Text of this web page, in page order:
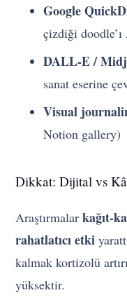
Google
çizdiği
DALL-E /
sanat eserine
Visual
Notion gallery)
Dikkat: Dijital vs
Araştırmalarkağıt-
rahatlatıcı etki
kalmak kortizolü
yüksektir.